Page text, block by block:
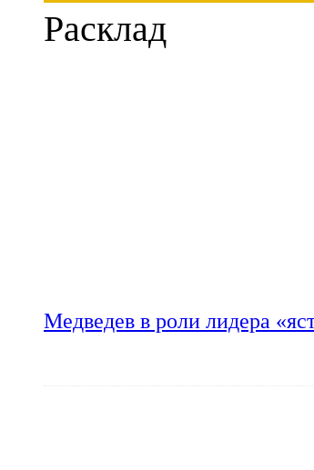
Расклад
Медведев в роли лидера